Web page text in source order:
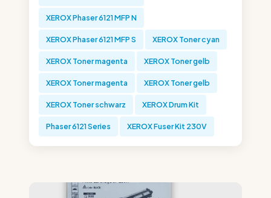
XEROX Phaser 6121 MFP N
XEROX Phaser 6121 MFP S XEROX Toner cyan
XEROX Toner magenta XEROX Toner gelb
XEROX Toner magenta XEROX Toner gelb
XEROX Toner schwarz XEROX Drum Kit
Phaser 6121 Series XEROX Fuser Kit 230V